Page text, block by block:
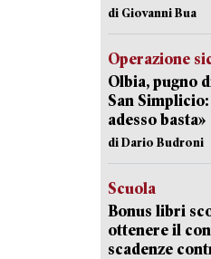
di Giovanni Bua
Operazione
Olbia, pugno
San
adesso basta»
di Dario Budroni
Scuola
Bonus libri
ottenere il
scadenze